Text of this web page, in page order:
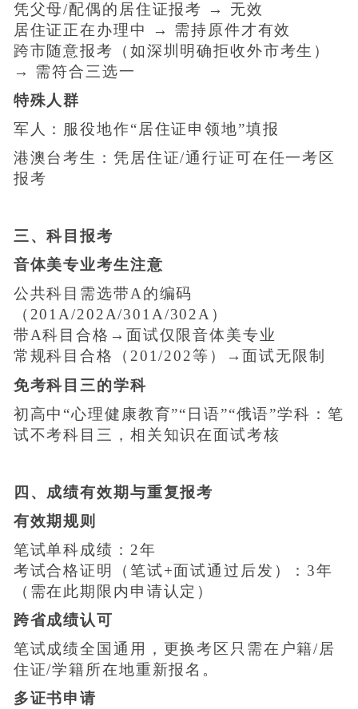
凭父母/配偶的居住证报考 → 无效
居住证正在办理中 → 需持原件才有效
跨市随意报考（如深圳明确拒收外市考生）
→ 需符合三选一
特殊人群
军人：服役地作“居住证申领地”填报
港澳台考生：凭居住证/通行证可在任一考区
报考
三、科目报考
音体美专业考生注意
公共科目需选带A的编码
（201A/202A/301A/302A）
带A科目合格→面试仅限音体美专业
常规科目合格（201/202等）→面试无限制
免考科目三的学科
初高中“心理健康教育”“日语”“俄语”学科：笔
试不考科目三，相关知识在面试考核
四、成绩有效期与重复报考
有效期规则
笔试单科成绩：2年
考试合格证明（笔试+面试通过后发）：3年
（需在此期限内申请认定）
跨省成绩认可
笔试成绩全国通用，更换考区只需在户籍/居
住证/学籍所在地重新报名。
多证书申请